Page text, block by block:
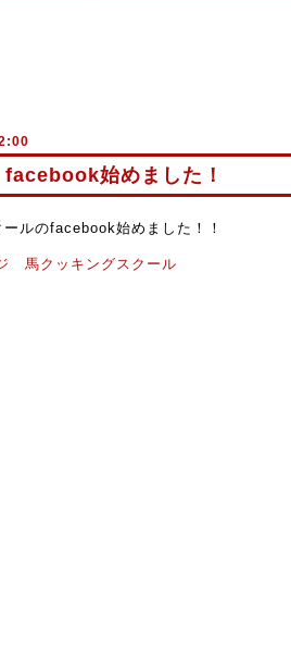
facebook始めました！
ルのfacebook始めました！！
馬クッキングスクール